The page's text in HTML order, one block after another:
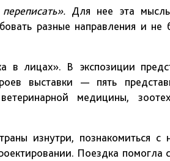
Для нее эта
разные направления и не
в лицах». В экспозиции
выставки — пять
медицины,
изнутри, познакомиться с
Поездка помогла